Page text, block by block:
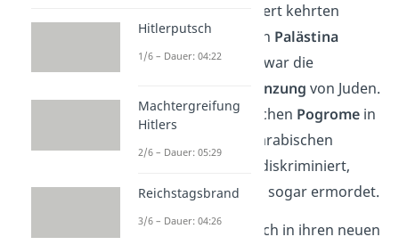
Ab dem 16. Jahrhundert kehrten
zahlreicheJuden nach Palästina
zurück. Grund dafür war die
zunehmende Ausgrenzung von Juden.
Während der zahlreichen Pogromein
Osteuropa und den arabischen
Ländern wurden sie diskriminiert,
verfolgt und zum Teil sogar ermordet.
Viele Juden fühlten sich in ihren neuen
Hitlerputsch
1/6 – Dauer: 04:22
Machtergreifung
Hitlers
2/6 – Dauer: 05:29
Reichstagsbrand
3/6 – Dauer: 04:26